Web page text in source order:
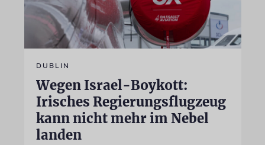
DUBLIN
Wegen Israel-Boykott:
Irisches Regierungsflugzeug
kann nicht mehr im Nebel
landen